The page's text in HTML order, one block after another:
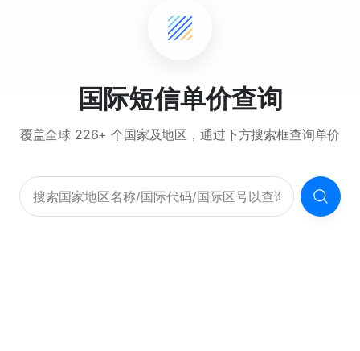
国际短信单价查询
覆盖全球 226+ 个国家及地区，通过下方搜索框查询单价